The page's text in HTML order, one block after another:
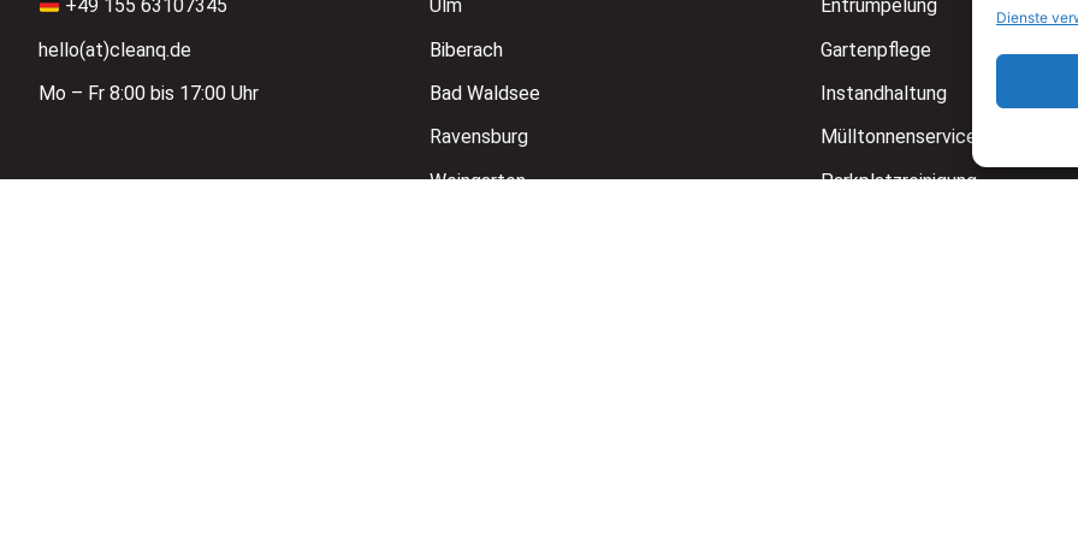
Dienste
+49 155 63107345
hello(at)cleanq.de
Mo – Fr 8:00 bis 17:00 Uhr
Ulm
Biberach
Bad Waldsee
Ravensburg
Weingarten
Entrümpelung
Gartenpflege
Instandhaltung
Mülltonnenservice
Parkplatzreinigung